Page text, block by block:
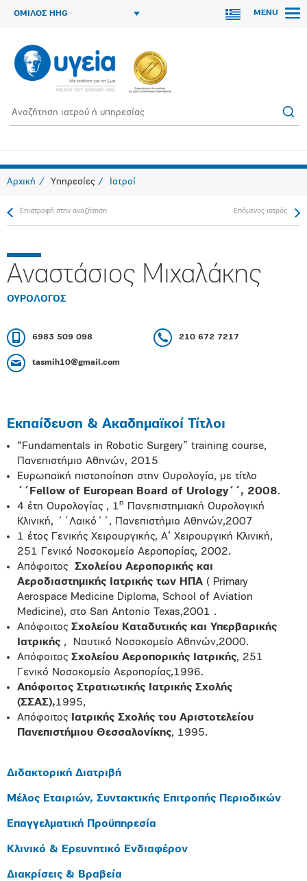
ΟΜΙΛΟΣ HHG MENU
Αρχική Υπηρεσίες Ιατροί
Επιστροφή στην αναζήτηση Επόμενος ιατρός
Αναστάσιος Μιχαλάκης
ΟΥΡΟΛΟΓΟΣ
6983 509 098 210 672 7217
tasmih10@gmail.com
Εκπαίδευση & Ακαδημαϊκοί Τίτλοι
“Fundamentals in Robotic Surgery” training course,
Πανεπιστήμιο Αθηνών, 2015
Ευρωπαϊκή πιστοποίηση στην Ουρολογία, με τίτλο
΄΄Fellow of European Board of Urology΄΄, 2008.
4 έτη Ουρολογίας , 1η
Πανεπιστημιακή Ουρολογική
Κλινική, ΄΄Λαικό΄΄, Πανεπιστήμιο Αθηνών,2007
1 έτος Γενικής Χειρουργικής, Α’ Χειρουργική Κλινική,
251 Γενικό Νοσοκομείο Αεροπορίας, 2002.
Απόφοιτος Σχολείου Αεροπορικής και
Αεροδιαστημικής Ιατρικής των ΗΠΑ ( Primary
Aerospace Medicine Diploma, School of Aviation
Medicine), στο San Antonio Texas,2001 .
Απόφοιτος Σχολείου Καταδυτικής και Υπερβαρικής
Ιατρικής ,
Ναυτικό Νοσοκομείο Αθηνών,2000.
Απόφοιτος Σχολείου Αεροπορικής Ιατρικής, 251
Γενικό Νοσοκομείο Αεροπορίας,1996.
Απόφοιτος Στρατιωτικής Ιατρικής Σχολής
(ΣΣΑΣ),1995,
Απόφοιτος
Ιατρικής Σχολής του Αριστοτελείου
Πανεπιστήμιου Θεσσαλονίκης, 1995.
Διδακτορική Διατριβή
Μέλος Εταιριών, Συντακτικής Επιτροπής Περιοδικών
Επαγγελματική Προϋπηρεσία
Κλινικό & Ερευνητικό Ενδιαφέρον
Διακρίσεις & Βραβεία